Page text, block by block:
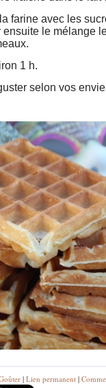
farine avec les
ensuite le mélange
1 h.
selon vos
| Lien permanent |